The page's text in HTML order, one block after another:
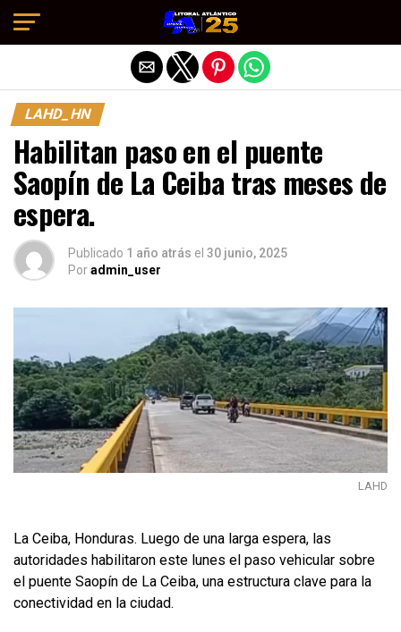
LAHD_HN
Habilitan paso en el puente
Saopín de La Ceiba tras meses de
espera.
Publicado 1 año atrás el 30 junio, 2025
Poradmin_user
LAHD
La Ceiba, Honduras. Luego de una larga espera, las
autoridades habilitaron este lunes el paso vehicular sobre
el puente Saopín de La Ceiba, una estructura clave para la
conectividad en la ciudad.
Salir de la versión móvil